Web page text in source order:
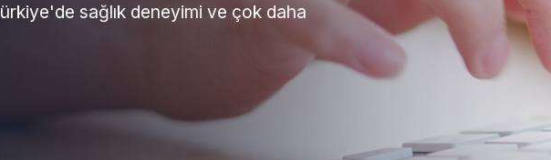
sağlık deneyimi ve çok daha